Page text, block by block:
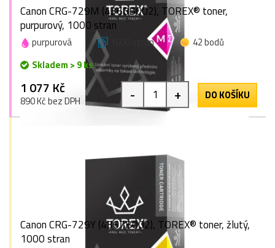
Canon CRG-729M (4368B002), TOREX® toner,
purpurový, 1000 stran
purpurová 1000 stran
42 bodů
Skladem > 9 ks
1 077 Kč
890 Kč bez DPH - + DO KOŠÍKU
Canon CRG-729Y (4367B002), TOREX® toner, žlutý,
1000 stran